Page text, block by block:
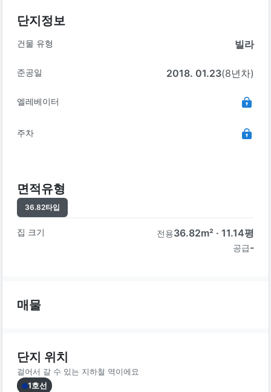
단지정보
건물 유형 빌라
준공일 2018. 01.23(8년차)
엘레베이터
주차
면적유형
36.82타입
집 크기 전용36.82m² · 11.14평
공급-
매물
단지 위치
걸어서 갈 수 있는 지하철 역이에요
1호선